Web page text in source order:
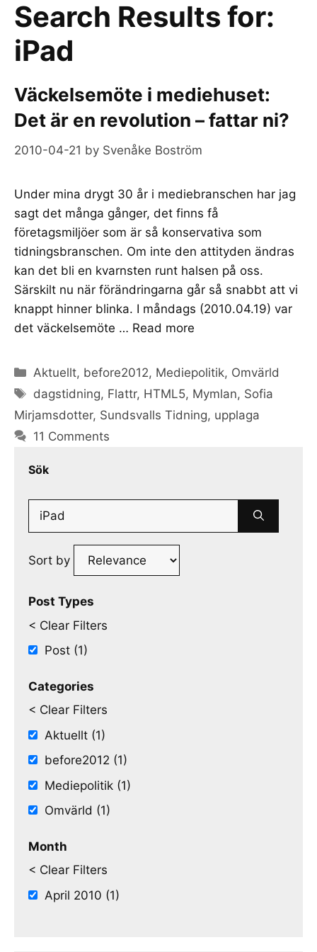
Search Results for:
iPad
Väckelsemöte i mediehuset:
Det är en revolution – fattar ni?
2010-04-21 by Svenåke Boström
Under mina drygt 30 år i mediebranschen har jag
sagt det många gånger, det finns få
företagsmiljöer som är så konservativa som
tidningsbranschen. Om inte den attityden ändras
kan det bli en kvarnsten runt halsen på oss.
Särskilt nu när förändringarna går så snabbt att vi
knappt hinner blinka. I måndags (2010.04.19) var
det väckelsemöte … Read more
Categories
Aktuellt, before2012, Mediepolitik, Omvärld
Tags
dagstidning, Flattr, HTML5, Mymlan, Sofia
Mirjamsdotter, Sundsvalls Tidning, upplaga
11 Comments
Sök
Search
Sort by
Post Types
< Clear Filters
Post (1)
Categories
< Clear Filters
Aktuellt (1)
before2012 (1)
Mediepolitik (1)
Omvärld (1)
Month
< Clear Filters
April 2010 (1)